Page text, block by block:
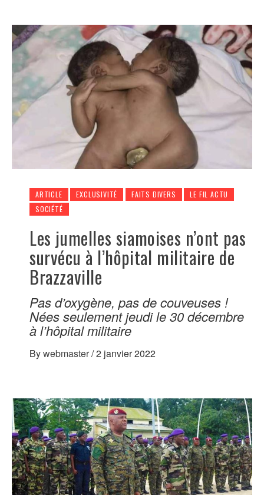
ARTICLE EXCLUSIVITÉ FAITS DIVERS
LE FIL ACTU
SOCIÉTÉ
Les jumelles siamoises n’ont pas
survécu à l’hôpital militaire de
Brazzaville
Pas d’oxygène, pas de couveuses !
Nées seulement jeudi le 30 décembre
à l’hôpital militaire
Bywebmaster/2 janvier 2022